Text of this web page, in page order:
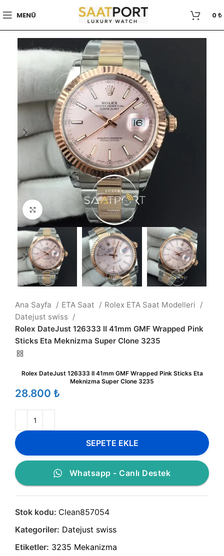
MENÜ 0₺
Büyütmek için tıklayın
Ana Sayfa ETA Saat
Rolex ETA Saat Modelleri
Datejust swiss
Rolex DateJust 126333 II 41mm GMF Wrapped Pink
Sticks Eta Meknizma Super Clone 3235
Rolex DateJust 126333 II 41mm GMF Wrapped Pink Sticks Eta
Meknizma Super Clone 3235
₺
SEPETE EKLE
Whatsapp - Canlı Destek
Stok kodu: Clean857054
Kategoriler: Datejust swiss
Etiketler: 3235 Mekanizma